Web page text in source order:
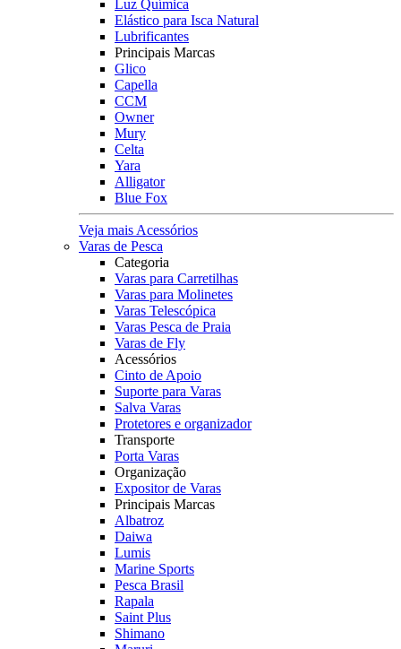
Luz Química
Elástico para Isca Natural
Lubrificantes
Principais Marcas
Glico
Capella
CCM
Owner
Mury
Celta
Yara
Alligator
Blue Fox
Veja mais Acessórios
Varas de Pesca
Categoria
Varas para Carretilhas
Varas para Molinetes
Varas Telescópica
Varas Pesca de Praia
Varas de Fly
Acessórios
Cinto de Apoio
Suporte para Varas
Salva Varas
Protetores e organizador
Transporte
Porta Varas
Organização
Expositor de Varas
Principais Marcas
Albatroz
Daiwa
Lumis
Marine Sports
Pesca Brasil
Rapala
Saint Plus
Shimano